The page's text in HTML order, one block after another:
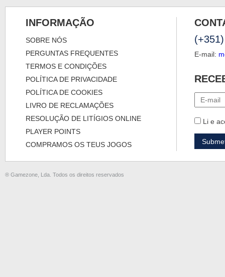
INFORMAÇÃO
SOBRE NÓS
PERGUNTAS FREQUENTES
TERMOS E CONDIÇÕES
POLÍTICA DE PRIVACIDADE
POLÍTICA DE COOKIES
LIVRO DE RECLAMAÇÕES
RESOLUÇÃO DE LITÍGIOS ONLINE
PLAYER POINTS
COMPRAMOS OS TEUS JOGOS
E-mail:
Li e
® Gamezone, Lda. Todos os direitos reservados